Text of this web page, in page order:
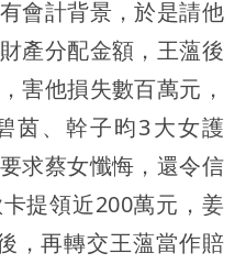
會計背景，於是請他
產分配金額，王薀後
害他損失數百萬元，
茵、幹子昀3大女護
求蔡女懺悔，還令信
提領近200萬元，姜
，再轉交王薀當作賠